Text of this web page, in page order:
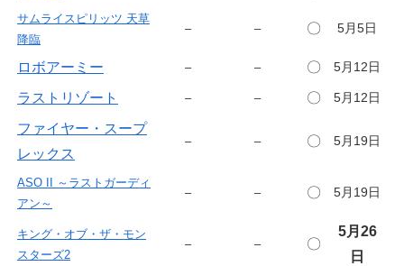
サムライスピリッツ 天草
降臨
– – 〇 5月5日
ロボアーミー – – 〇 5月12日
ラストリゾート – – 〇 5月12日
ファイヤー・スープ
レックス
– – 〇 5月19日
ASO II ～ラストガーディ
アン～
– – 〇 5月19日
キング・オブ・ザ・モン
スターズ2
– – 〇
5月26
日